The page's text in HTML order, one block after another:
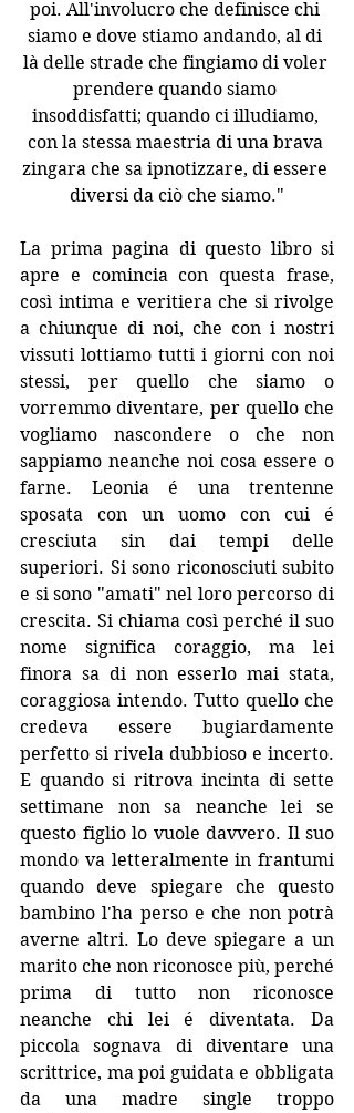
poi. All'involucro che definisce chi
siamo e dove stiamo andando, al di
là delle strade che fingiamo di voler
prendere quando siamo
insoddisfatti; quando ci illudiamo,
con la stessa maestria di una brava
zingara che sa ipnotizzare, di essere
diversi da ciò che siamo."
La prima pagina di questo libro si
apre e comincia con questa frase,
così intima e veritiera che si rivolge
a chiunque di noi, che con i nostri
vissuti lottiamo tutti i giorni con noi
stessi, per quello che siamo o
vorremmo diventare, per quello che
vogliamo nascondere o che non
sappiamo neanche noi cosa essere o
farne. Leonia é una trentenne
sposata con un uomo con cui é
cresciuta sin dai tempi delle
superiori. Si sono riconosciuti subito
e si sono "amati" nel loro percorso di
crescita. Si chiama così perché il suo
nome significa coraggio, ma lei
finora sa di non esserlo mai stata,
coraggiosa intendo. Tutto quello che
credeva essere bugiardamente
perfetto si rivela dubbioso e incerto.
E quando si ritrova incinta di sette
settimane non sa neanche lei se
questo figlio lo vuole davvero. Il suo
mondo va letteralmente in frantumi
quando deve spiegare che questo
bambino l'ha perso e che non potrà
averne altri. Lo deve spiegare a un
marito che non riconosce più, perché
prima di tutto non riconosce
neanche chi lei é diventata. Da
piccola sognava di diventare una
scrittrice, ma poi guidata e obbligata
da una madre single troppo